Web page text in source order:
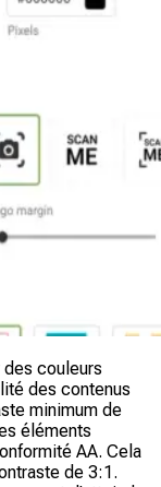
couleurs
des contenus
minimum de
éléments
AA. Cela
de 3:1.